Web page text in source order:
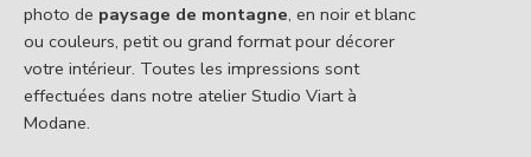
photo de paysage de montagne, en noir et blanc
ou couleurs, petit ou grand format pour décorer
votre intérieur. Toutes les impressions sont
effectuées dans notre atelier Studio Viart à
Modane.